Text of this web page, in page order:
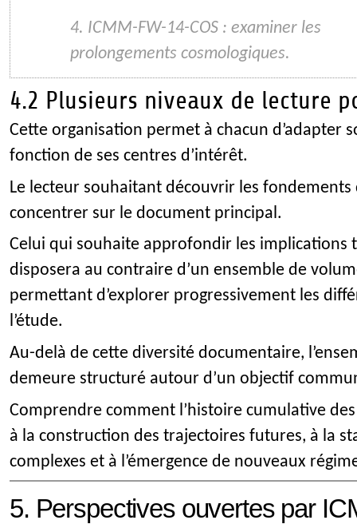
4. ICMM-FW-14-COS : examiner les
prolongements cosmologiques.
4.2 Plusieurs niveaux de lecture
Cette organisation permet à chacun d’adapter
fonction de ses centres d’intérêt.
Le lecteur souhaitant découvrir les
concentrer sur le document principal.
Celui qui souhaite approfondir les implications
disposera au contraire d’un ensemble de
permettant d’explorer progressivement les
l’étude.
Au-delà de cette diversité documentaire,
demeure structuré autour d’un objectif
Comprendre comment l’histoire cumulative
à la construction des trajectoires futures, à la
complexes et à l’émergence de nouveaux
5. Perspectives ouvertes par